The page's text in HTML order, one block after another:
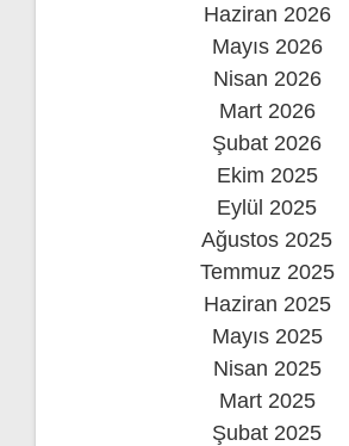
Haziran 2026
Mayıs 2026
Nisan 2026
Mart 2026
Şubat 2026
Ekim 2025
Eylül 2025
Ağustos 2025
Temmuz 2025
Haziran 2025
Mayıs 2025
Nisan 2025
Mart 2025
Şubat 2025